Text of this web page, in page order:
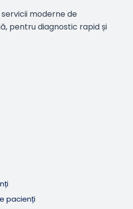
servicii moderne de
pentru diagnostic rapid și
pacienți